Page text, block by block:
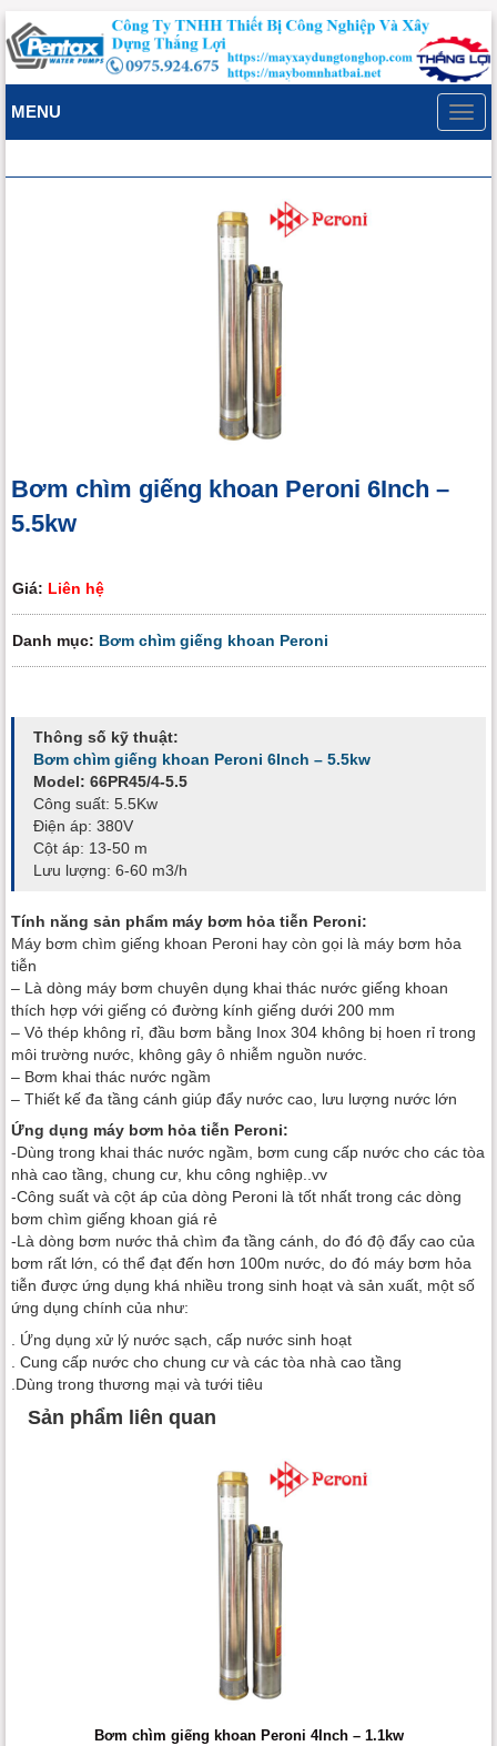
MENU
Bơm chìm giếng khoan Peroni 6Inch –
5.5kw
Giá: Liên hệ
Danh mục: Bơm chìm giếng khoan Peroni
Thông số kỹ thuật:
Bơm chìm giếng khoan Peroni 6Inch – 5.5kw
Model: 66PR45/4-5.5
Công suất: 5.5Kw
Điện áp: 380V
Cột áp: 13-50 m
Lưu lượng: 6-60 m3/h
Tính năng sản phẩm máy bơm hỏa tiễn Peroni:
Máy bơm chìm giếng khoan Peroni hay còn gọi là máy bơm hỏa
tiễn
– Là dòng máy bơm chuyên dụng khai thác nước giếng khoan
thích hợp với giếng có đường kính giếng dưới 200 mm
– Vỏ thép không rỉ, đầu bơm bằng Inox 304 không bị hoen rỉ trong
môi trường nước, không gây ô nhiễm nguồn nước.
– Bơm khai thác nước ngầm
– Thiết kế đa tầng cánh giúp đẩy nước cao, lưu lượng nước lớn
Ứng dụng máy bơm hỏa tiễn Peroni:
-Dùng trong khai thác nước ngầm, bơm cung cấp nước cho các tòa
nhà cao tầng, chung cư, khu công nghiệp..vv
-Công suất và cột áp của dòng Peroni là tốt nhất trong các dòng
bơm chìm giếng khoan giá rẻ
-Là dòng bơm nước thả chìm đa tầng cánh, do đó độ đẩy cao của
bơm rất lớn, có thể đạt đến hơn 100m nước, do đó máy bơm hỏa
tiễn được ứng dụng khá nhiều trong sinh hoạt và sản xuất, một số
ứng dụng chính của như:
. Ứng dụng xử lý nước sạch, cấp nước sinh hoạt
. Cung cấp nước cho chung cư và các tòa nhà cao tầng
.Dùng trong thương mại và tưới tiêu
Sản phẩm liên quan
Bơm chìm giếng khoan Peroni 4Inch – 1.1kw